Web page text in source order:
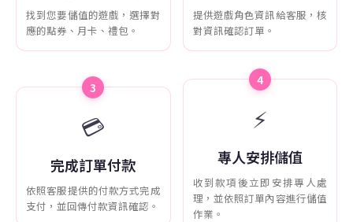
找到您要儲值的遊戲，選擇對
應的點券、月卡、禮包。
提供遊戲角色資訊給客服，核
對資訊確認訂單。
3
💳
完成訂單付款
依照客服提供的付款方式完成
支付，並回傳付款資訊確認。
4
⚡
專人安排儲值
收到款項後立即安排專人處
理，並依照訂單內容進行儲值
作業。